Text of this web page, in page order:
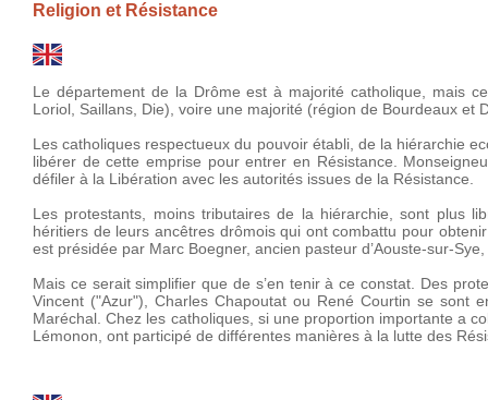
Religion et Résistance
Le département de la Drôme est à majorité catholique, mais
Loriol, Saillans, Die), voire une majorité (région de Bourdeaux et
Les catholiques respectueux du pouvoir établi, de la hiérarchie
libérer de cette emprise pour entrer en Résistance.
défiler à la Libération avec les autorités issues de la Résistance.
Les protestants, moins tributaires de la hiérarchie, sont plus
héritiers de leurs ancêtres drômois qui ont combattu pour
est présidée par Marc Boegner, ancien pasteur d’Aouste-sur-
Mais ce serait simplifier que de s’en tenir à ce constat. Des
Vincent ("Azur"), Charles Chapoutat ou René Courtin se sont
Maréchal. Chez les catholiques, si une proportion importante a
Lémonon, ont participé de différentes manières à la lutte des